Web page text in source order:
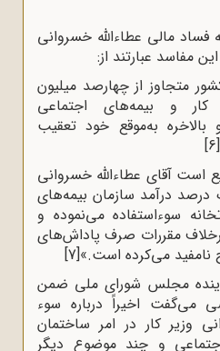
مالی عطاءالله خسروانی
مفاسد عبارتند از:
متجاوز از چهارصد میلیون
و بیمه‌های اجتماعی
بالاخره به‌موقع خود تعقیب
[6]
است آقای عطاءالله خسروانی
درصد درآمد سازمان بیمه‌های
سوءاستفاده می‌نموده و
مقررات صرف پاداش‌های
می‌کرده است.»[7]
مجلس شورای ملی ضمن
می‌گفت اخیراً درباره سوء
وزیر کار در امر ساختمان
و چند موضوع دیگر